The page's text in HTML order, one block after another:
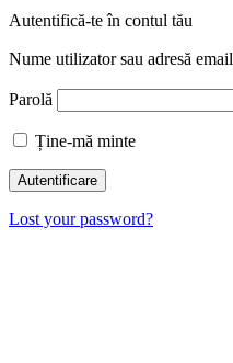
Autentifică-te în contul tău
Nume utilizator sau adresă email
Parolă
Ține-mă minte
Lost your password?